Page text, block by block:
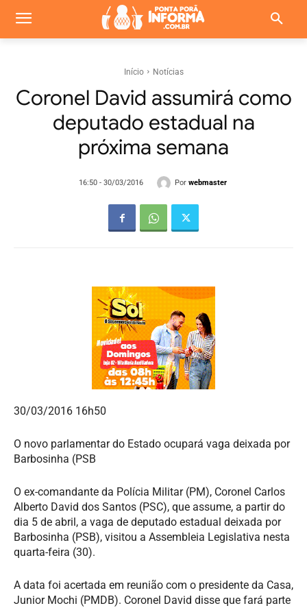
Início Notícias
Coronel David assumirá como
deputado estadual na
próxima semana
16:50 - 30/03/2016 Por webmaster
30/03/2016 16h50
O novo parlamentar do Estado ocupará vaga deixada por
Barbosinha (PSB
O ex-comandante da Polícia Militar (PM), Coronel Carlos
Alberto David dos Santos (PSC), que assume, a partir do
dia 5 de abril, a vaga de deputado estadual deixada por
Barbosinha (PSB), visitou a Assembleia Legislativa nesta
quarta-feira (30).
A data foi acertada em reunião com o presidente da Casa,
Junior Mochi (PMDB). Coronel David disse que fará parte